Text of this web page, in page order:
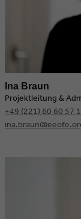
Ina Braun
Projektleitung &
+49 (221) 60 60 57